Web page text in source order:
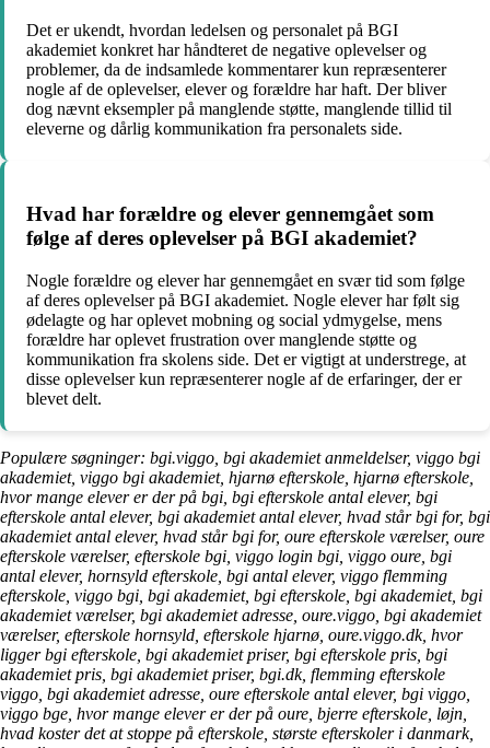
Det er ukendt, hvordan ledelsen og personalet på BGI
akademiet konkret har håndteret de negative oplevelser og
problemer, da de indsamlede kommentarer kun repræsenterer
nogle af de oplevelser, elever og forældre har haft. Der bliver
dog nævnt eksempler på manglende støtte, manglende tillid til
eleverne og dårlig kommunikation fra personalets side.
Hvad har forældre og elever gennemgået som
følge af deres oplevelser på BGI akademiet?
Nogle forældre og elever har gennemgået en svær tid som følge
af deres oplevelser på BGI akademiet. Nogle elever har følt sig
ødelagte og har oplevet mobning og social ydmygelse, mens
forældre har oplevet frustration over manglende støtte og
kommunikation fra skolens side. Det er vigtigt at understrege, at
disse oplevelser kun repræsenterer nogle af de erfaringer, der er
blevet delt.
Populære søgninger: bgi.viggo, bgi akademiet anmeldelser, viggo bgi
akademiet, viggo bgi akademiet, hjarnø efterskole, hjarnø efterskole,
hvor mange elever er der på bgi, bgi efterskole antal elever, bgi
efterskole antal elever, bgi akademiet antal elever, hvad står bgi for, bgi
akademiet antal elever, hvad står bgi for, oure efterskole værelser, oure
efterskole værelser, efterskole bgi, viggo login bgi, viggo oure, bgi
antal elever, hornsyld efterskole, bgi antal elever, viggo flemming
efterskole, viggo bgi, bgi akademiet, bgi efterskole, bgi akademiet, bgi
akademiet værelser, bgi akademiet adresse, oure.viggo, bgi akademiet
værelser, efterskole hornsyld, efterskole hjarnø, oure.viggo.dk, hvor
ligger bgi efterskole, bgi akademiet priser, bgi efterskole pris, bgi
akademiet pris, bgi akademiet priser, bgi.dk, flemming efterskole
viggo, bgi akademiet adresse, oure efterskole antal elever, bgi viggo,
viggo bge, hvor mange elever er der på oure, bjerre efterskole, løjn,
hvad koster det at stoppe på efterskole, største efterskoler i danmark,